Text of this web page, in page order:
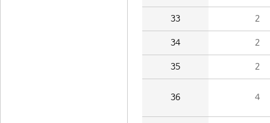
33 2
34 2
35 2
36 4